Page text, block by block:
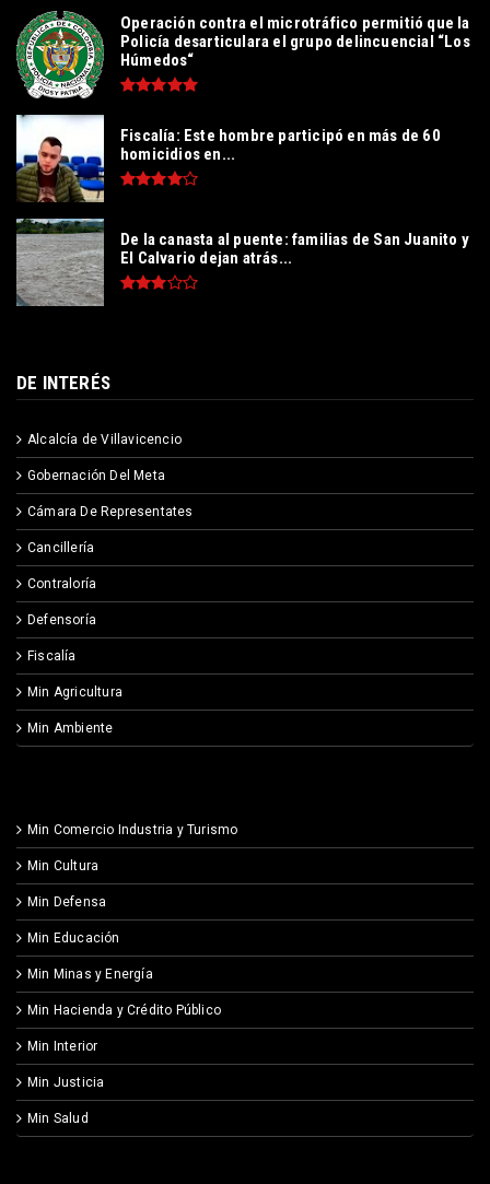
Operación contra el microtráfico permitió que la
Policía desarticulara el grupo delincuencial “Los
Húmedos“
Fiscalía: Este hombre participó en más de 60
homicidios en...
De la canasta al puente: familias de San Juanito y
El Calvario dejan atrás...
DE INTERÉS
Alcalcía de Villavicencio
Gobernación Del Meta
Cámara De Representates
Cancillería
Contraloría
Defensoría
Fiscalía
Min Agricultura
Min Ambiente
Min Comercio Industria y Turismo
Min Cultura
Min Defensa
Min Educación
Min Minas y Energía
Min Hacienda y Crédito Público
Min Interior
Min Justicia
Min Salud